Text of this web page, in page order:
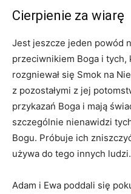
Cierpienie za wiarę
Jest jeszcze jeden powód
przeciwnikiem Boga i tych,
rozgniewał się Smok na
z pozostałymi z jej
przykazań Boga i mają
szczególnie nienawidzi
Bogu. Próbuje ich
używa do tego innych ludzi.
Adam i Ewa poddali się